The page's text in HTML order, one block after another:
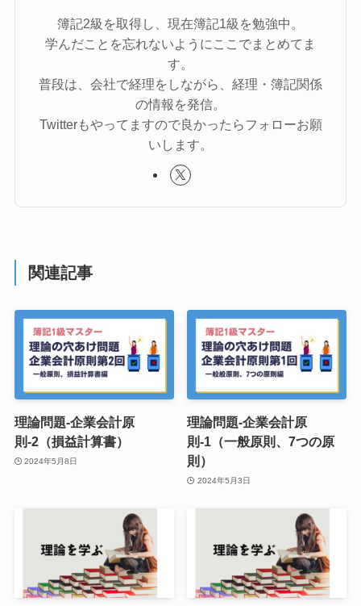
簿記2級を取得し、現在簿記1級を勉強中。
学んだことを忘れないようにここでまとめてま
す。
普段は、会社で経理をしながら、経理・簿記関係
の情報を発信。
Twitterもやってますので良かったらフォローお願
いします。
関連記事
理論問題-企業会計原
則-2（損益計算書）
2024年5月8日
理論問題-企業会計原
則-1（一般原則、7つの原
則）
2024年5月3日